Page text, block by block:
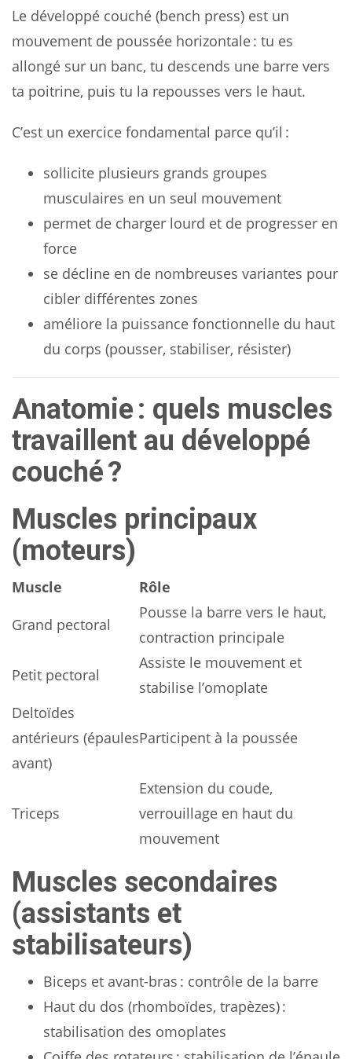
Le développé couché (bench press) est un
mouvement de poussée horizontale : tu es
allongé sur un banc, tu descends une barre vers
ta poitrine, puis tu la repousses vers le haut.
C’est un exercice fondamental parce qu’il :
sollicite plusieurs grands groupes
musculaires en un seul mouvement
permet de charger lourd et de progresser en
force
se décline en de nombreuses variantes pour
cibler différentes zones
améliore la puissance fonctionnelle du haut
du corps (pousser, stabiliser, résister)
Anatomie : quels muscles
travaillent au développé
couché ?
Muscles principaux
(moteurs)
Muscle
Rôle
Grand pectoral
Pousse la barre vers le haut,
contraction principale
Petit pectoral
Assiste le mouvement et
stabilise l’omoplate
Deltoïdes
antérieurs (épaules
avant)
Participent à la poussée
Triceps
Extension du coude,
verrouillage en haut du
mouvement
Muscles secondaires
(assistants et
stabilisateurs)
Biceps et avant-bras : contrôle de la barre
Haut du dos (rhomboïdes, trapèzes) :
stabilisation des omoplates